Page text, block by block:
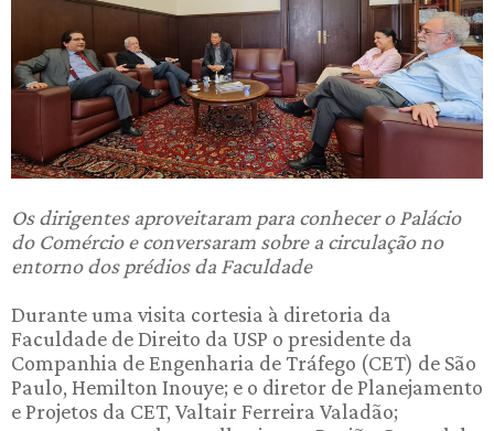
Os dirigentes aproveitaram para conhecer o Palácio
do Comércio e conversaram sobre a circulação no
entorno dos prédios da Faculdade
Durante uma visita cortesia à diretoria da
Faculdade de Direito da USP o presidente da
Companhia de Engenharia de Tráfego (CET) de São
Paulo, Hemilton Inouye; e o diretor de Planejamento
e Projetos da CET, Valtair Ferreira Valadão;